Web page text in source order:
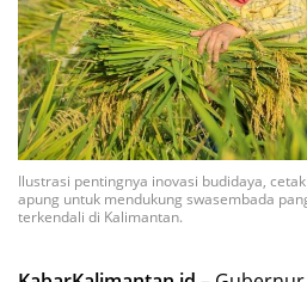
Ilustrasi pentingnya inovasi budidaya,
apung untuk mendukung swasembada
terkendali di Kalimantan.